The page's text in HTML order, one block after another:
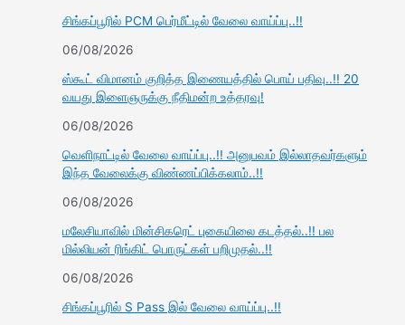
சிங்கப்பூரில் PCM பெர்மீட்டில் வேலை வாய்ப்பு..!!
06/08/2026
ஸ்கூட் விமானம் குறித்த இணையத்தில் பொய் பதிவு..!! 20
வயது இளைஞருக்கு நீதிமன்ற உத்தரவு!
06/08/2026
வெளிநாட்டில் வேலை வாய்ப்பு..!! அனுபவம் இல்லாதவர்களும்
இந்த வேலைக்கு விண்ணப்பிக்கலாம்..!!
06/08/2026
மலேசியாவில் மின்சிகரெட் புகையிலை கடத்தல்..!! பல
மில்லியன் ரிங்கிட் பொருட்கள் பறிமுதல்..!!
06/08/2026
சிங்கப்பூரில் S Pass இல் வேலை வாய்ப்பு..!!